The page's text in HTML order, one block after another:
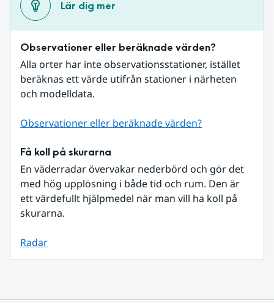
Lär dig mer
Observationer eller beräknade värden?
Alla orter har inte observationsstationer, istället
beräknas ett värde utifrån stationer i närheten
och modelldata.
Observationer eller beräknade värden?
Få koll på skurarna
En väderradar övervakar nederbörd och gör det
med hög upplösning i både tid och rum. Den är
ett värdefullt hjälpmedel när man vill ha koll på
skurarna.
Radar